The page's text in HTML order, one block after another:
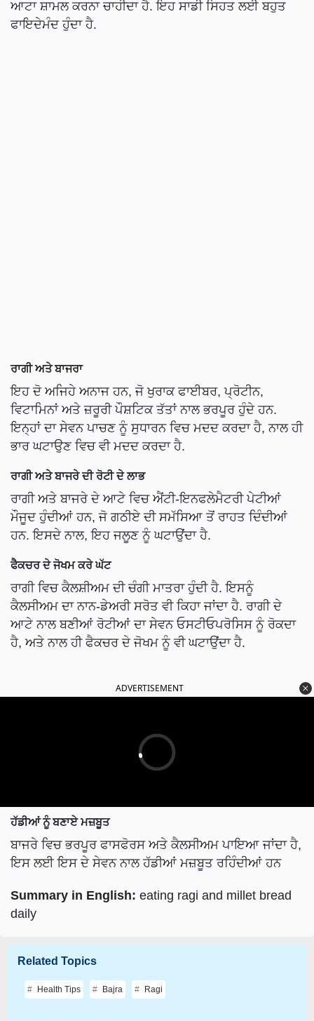
ਆਟਾ ਸ਼ਾਮਲ ਕਰਨਾ ਚਾਹੀਦਾ ਹੈ. ਇਹ ਸਾਡੀ ਸਿਹਤ ਲਈ ਬਹੁਤ
ਫਾਇਦੇਮੰਦ ਹੁੰਦਾ ਹੈ.
ਰਾਗੀ ਅਤੇ ਬਾਜਰਾ
ਇਹ ਦੋ ਅਜਿਹੇ ਅਨਾਜ ਹਨ, ਜੋ ਖੁਰਾਕ ਫਾਈਬਰ, ਪ੍ਰੋਟੀਨ,
ਵਿਟਾਮਿਨਾਂ ਅਤੇ ਜ਼ਰੂਰੀ ਪੌਸ਼ਟਿਕ ਤੱਤਾਂ ਨਾਲ ਭਰਪੂਰ ਹੁੰਦੇ ਹਨ.
ਇਨ੍ਹਾਂ ਦਾ ਸੇਵਨ ਪਾਚਣ ਨੂੰ ਸੁਧਾਰਨ ਵਿਚ ਮਦਦ ਕਰਦਾ ਹੈ, ਨਾਲ ਹੀ
ਭਾਰ ਘਟਾਉਣ ਵਿਚ ਵੀ ਮਦਦ ਕਰਦਾ ਹੈ.
ਰਾਗੀ ਅਤੇ ਬਾਜਰੇ ਦੀ ਰੋਟੀ ਦੇ ਲਾਭ
ਰਾਗੀ ਅਤੇ ਬਾਜਰੇ ਦੇ ਆਟੇ ਵਿਚ ਐਂਟੀ-ਇਨਫਲੇਮੈਟਰੀ ਪੇਟੀਆਂ
ਮੌਜੂਦ ਹੁੰਦੀਆਂ ਹਨ, ਜੋ ਗਠੀਏ ਦੀ ਸਮੱਸਿਆ ਤੋਂ ਰਾਹਤ ਦਿੰਦੀਆਂ
ਹਨ. ਇਸਦੇ ਨਾਲ, ਇਹ ਜਲੂਣ ਨੂੰ ਘਟਾਉਂਦਾ ਹੈ.
ਫੈਕਚਰ ਦੇ ਜੋਖਮ ਕਰੇ ਘੱਟ
ਰਾਗੀ ਵਿਚ ਕੈਲਸ਼ੀਅਮ ਦੀ ਚੰਗੀ ਮਾਤਰਾ ਹੁੰਦੀ ਹੈ. ਇਸਨੂੰ
ਕੈਲਸੀਅਮ ਦਾ ਨਾਨ-ਡੇਅਰੀ ਸਰੋਤ ਵੀ ਕਿਹਾ ਜਾਂਦਾ ਹੈ. ਰਾਗੀ ਦੇ
ਆਟੇ ਨਾਲ ਬਣੀਆਂ ਰੋਟੀਆਂ ਦਾ ਸੇਵਨ ਓਸਟੀਓਪਰੋਸਿਸ ਨੂੰ ਰੋਕਦਾ
ਹੈ, ਅਤੇ ਨਾਲ ਹੀ ਫੈਕਚਰ ਦੇ ਜੋਖਮ ਨੂੰ ਵੀ ਘਟਾਉਂਦਾ ਹੈ.
ਹੱਡੀਆਂ ਨੂੰ ਬਣਾਏ ਮਜ਼ਬੂਤ ​​
ਬਾਜਰੇ ਵਿਚ ਭਰਪੂਰ ਫਾਸਫੋਰਸ ਅਤੇ ਕੈਲਸੀਅਮ ਪਾਇਆ ਜਾਂਦਾ ਹੈ,
ਇਸ ਲਈ ਇਸ ਦੇ ਸੇਵਨ ਨਾਲ ਹੱਡੀਆਂ ਮਜ਼ਬੂਤ ​​ਰਹਿੰਦੀਆਂ ਹਨ
daily